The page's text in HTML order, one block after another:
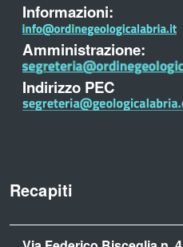
Informazioni:
Amministrazione:
Indirizzo PEC
Recapiti